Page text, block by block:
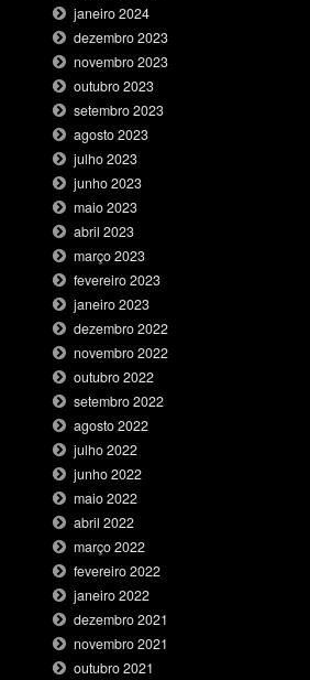
janeiro 2024
dezembro 2023
novembro 2023
outubro 2023
setembro 2023
agosto 2023
julho 2023
junho 2023
maio 2023
abril 2023
março 2023
fevereiro 2023
janeiro 2023
dezembro 2022
novembro 2022
outubro 2022
setembro 2022
agosto 2022
julho 2022
junho 2022
maio 2022
abril 2022
março 2022
fevereiro 2022
janeiro 2022
dezembro 2021
novembro 2021
outubro 2021